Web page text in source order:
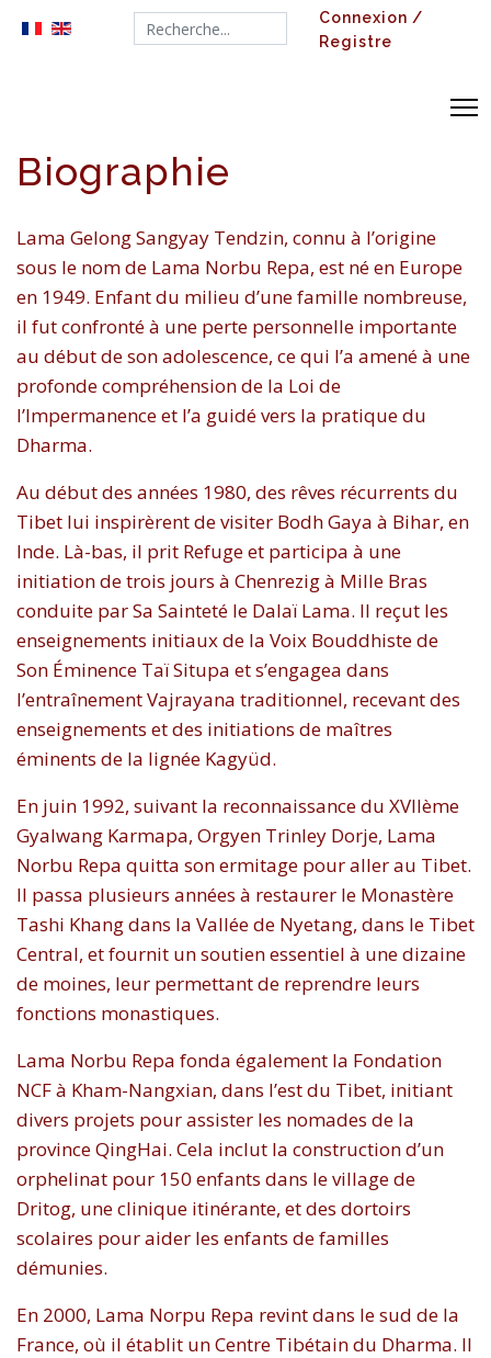
Search...
Connexion /
Registre
Biographie
Lama Gelong Sangyay Tendzin, connu à l’origine
sous le nom de Lama Norbu Repa, est né en Europe
en 1949. Enfant du milieu d’une famille nombreuse,
il fut confronté à une perte personnelle importante
au début de son adolescence, ce qui l’a amené à une
profonde compréhension de la Loi de
l’Impermanence et l’a guidé vers la pratique du
Dharma.
Au début des années 1980, des rêves récurrents du
Tibet lui inspirèrent de visiter Bodh Gaya à Bihar, en
Inde. Là-bas, il prit Refuge et participa à une
initiation de trois jours à Chenrezig à Mille Bras
conduite par Sa Sainteté le Dalaï Lama. Il reçut les
enseignements initiaux de la Voix Bouddhiste de
Son Éminence Taï Situpa et s’engagea dans
l’entraînement Vajrayana traditionnel, recevant des
enseignements et des initiations de maîtres
éminents de la lignée Kagyüd.
En juin 1992, suivant la reconnaissance du XVIIème
Gyalwang Karmapa, Orgyen Trinley Dorje, Lama
Norbu Repa quitta son ermitage pour aller au Tibet.
Il passa plusieurs années à restaurer le Monastère
Tashi Khang dans la Vallée de Nyetang, dans le Tibet
Central, et fournit un soutien essentiel à une dizaine
de moines, leur permettant de reprendre leurs
fonctions monastiques.
Lama Norbu Repa fonda également la Fondation
NCF à Kham-Nangxian, dans l’est du Tibet, initiant
divers projets pour assister les nomades de la
province QingHai. Cela inclut la construction d’un
orphelinat pour 150 enfants dans le village de
Dritog, une clinique itinérante, et des dortoirs
scolaires pour aider les enfants de familles
démunies.
En 2000, Lama Norpu Repa revint dans le sud de la
France, où il établit un Centre Tibétain du Dharma. Il